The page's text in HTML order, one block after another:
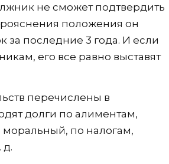
не сможет подтвердить
положения он
за последние 3 года. И если
его все равно выставят
перечислены в
долги по алиментам,
по налогам,